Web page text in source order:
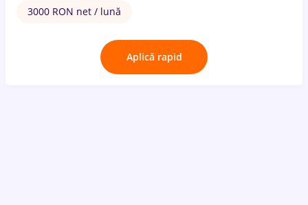
3000 RON net / lună
Aplică rapid